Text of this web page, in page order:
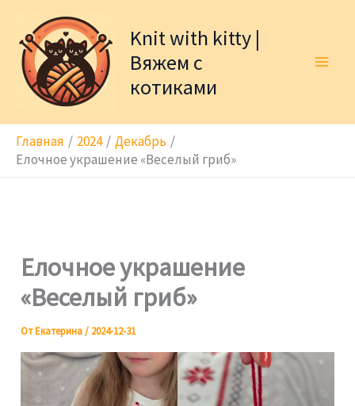
содержимому
Knit with kitty |
Вяжем с
котиками
Главная 2024
Декабрь
Елочное украшение «Веселый гриб»
Елочное украшение
«Веселый гриб»
ОтЕкатерина/ 2024-12-31